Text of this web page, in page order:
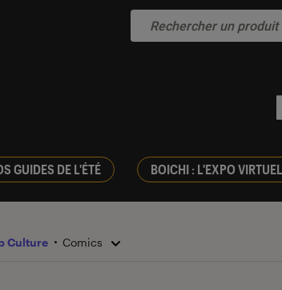
GUIDES DE L'ÉTÉ BOICHI : L'EXPO
Culture Comics